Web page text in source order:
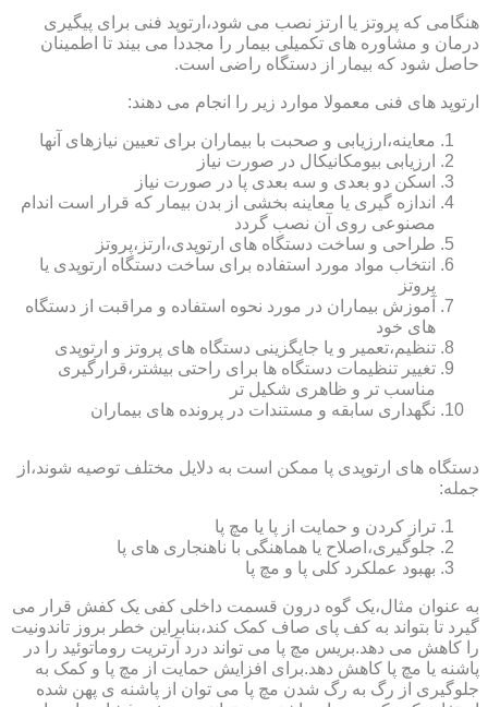
هنگامی که پروتز یا ارتز نصب می شود،ارتوپد فنی برای پیگیری
درمان و مشاوره های تکمیلی بیمار را مجددا می بیند تا اطمینان
حاصل شود که بیمار از دستگاه راضی است.
ارتوپد های فنی معمولا موارد زیر را انجام می دهند:
معاینه،ارزیابی و صحبت با بیماران برای تعیین نیازهای آنها
ارزیابی بیومکانیکال در صورت نیاز
اسکن دو بعدی و سه بعدی پا در صورت نیاز
اندازه گیری یا معاینه بخشی از بدن بیمار که قرار است اندام
مصنوعی روی آن نصب گردد
طراحی و ساخت دستگاه های ارتوپدی،ارتز،پروتز
انتخاب مواد مورد استفاده برای ساخت دستگاه ارتوپدی یا
پروتز
آموزش بیماران در مورد نحوه استفاده و مراقبت از دستگاه
های خود
تنظیم،تعمیر و یا جایگزینی دستگاه های پروتز و ارتوپدی
تغییر تنظیمات دستگاه ها برای راحتی بیشتر،قرارگیری
مناسب تر و ظاهری شکیل تر
نگهداری سابقه و مستندات در پرونده های بیماران
دستگاه های ارتوپدی پا ممکن است به دلایل مختلف توصیه شوند،از
جمله:
تراز کردن و حمایت از پا یا مچ پا
جلوگیری،اصلاح یا هماهنگی با ناهنجاری های پا
بهبود عملکرد کلی پا و مچ پا
به عنوان مثال،یک گوه درون قسمت داخلی کفی یک کفش قرار می
گیرد تا بتواند به کف پای صاف کمک کند،بنابراین خطر بروز تاندونیت
را کاهش می دهد.بریس مچ پا می تواند درد آرتریت روماتوئید را در
پاشنه یا مچ پا کاهش دهد.برای افزایش حمایت از مچ پا و کمک به
جلوگیری از رگ به رگ شدن مچ پا می توان از پاشنه ی پهن شده